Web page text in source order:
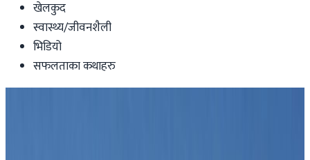
खेलकुद
स्वास्थ्य/जीवनशैली
भिडियो
सफलताका कथाहरु